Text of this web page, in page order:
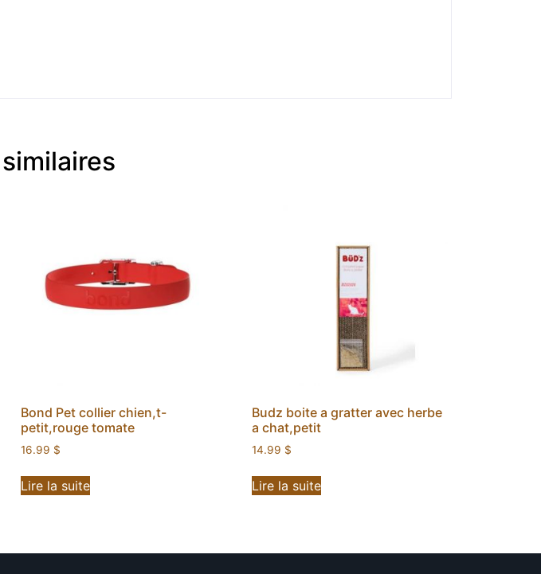
Bond Pet collier chien,t-
petit,rouge tomate
16.99 $
Lire la suite
Budz boite a gratter avec herbe
a chat,petit
14.99 $
Lire la suite